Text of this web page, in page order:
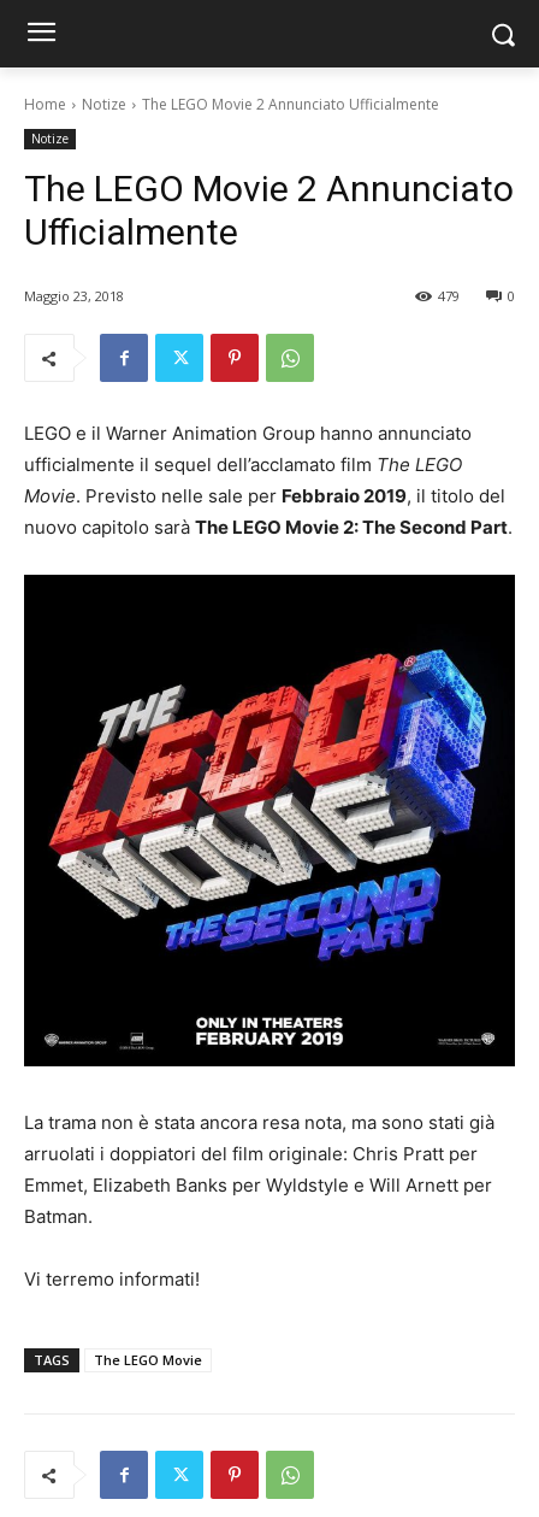
Home Notize The LEGO Movie 2 Annunciato Ufficialmente
Notize
The LEGO Movie 2 Annunciato
Ufficialmente
Maggio 23, 2018 0
479
LEGO e il Warner Animation Group hanno annunciato
ufficialmente il sequel dell’acclamato film The LEGO
Movie. Previsto nelle sale per Febbraio 2019, il titolo del
nuovo capitolo sarà The LEGO Movie 2: The Second Part.
La trama non è stata ancora resa nota, ma sono stati già
arruolati i doppiatori del film originale: Chris Pratt per
Emmet, Elizabeth Banks per Wyldstyle e Will Arnett per
Batman.
Vi terremo informati!
TAGS The LEGO Movie